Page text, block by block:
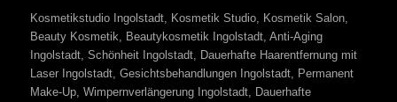
Kosmetikstudio Ingolstadt, Kosmetik Studio, Kosmetik Salon,
Beauty Kosmetik, Beautykosmetik Ingolstadt, Anti-Aging
Ingolstadt, Schönheit Ingolstadt, Dauerhafte Haarentfernung mit
Laser Ingolstadt, Gesichtsbehandlungen Ingolstadt, Permanent
Make-Up, Wimpernverlängerung Ingolstadt, Dauerhafte